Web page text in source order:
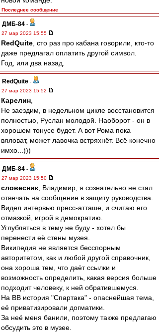
Последнее сообщение
ДМБ-84 -
27 мар 2023 15:55
RedQuite , сто раз про кабана говорили, кто-то
даже предлагал оплатить другой символ.
Год, или два назад.
RedQuite -
27 мар 2023 15:52
Карелин
Не заездим, в недельном цикле восстановится
полностью, Руслан молодой. Наоборот - он в
хорошем тонусе будет. А вот Рома пока
вяловат, может лавочка встряхнёт. Всё конечно
имхо...)))
ДМБ-84 -
27 мар 2023 15:50
словесник , Владимир, я сознательно не стал
отвечать на сообщение в защиту руководства.
Видел интервью пресс-атташе, и считаю его
отмазкой, игрой в демократию.
Углубляться в тему не буду - хотел бы
перенести её стены музея.
Википедия не является бесспорным
авторитетом, как и любой другой справочник,
она хороша тем, что даёт ссылки и
возможность определить, какая версия больше
подходит человеку, к ней обратившемуся.
На ВВ история "Спартака" - опаснейшая тема,
её приватизировали догматики.
За неё меня банили, поэтому также предлагаю
обсудить это в музее.